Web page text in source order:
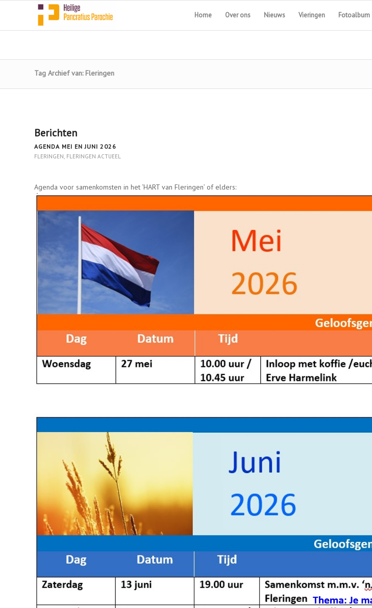
Home Over ons Nieuws Vieringen Fotoalbum
Tag Archief van: Fleringen
Berichten
AGENDA MEI EN JUNI 2026
FLERINGEN, FLERINGEN ACTUEEL
Agenda voor samenkomsten in het ‘HART van Fleringen’ of elders: